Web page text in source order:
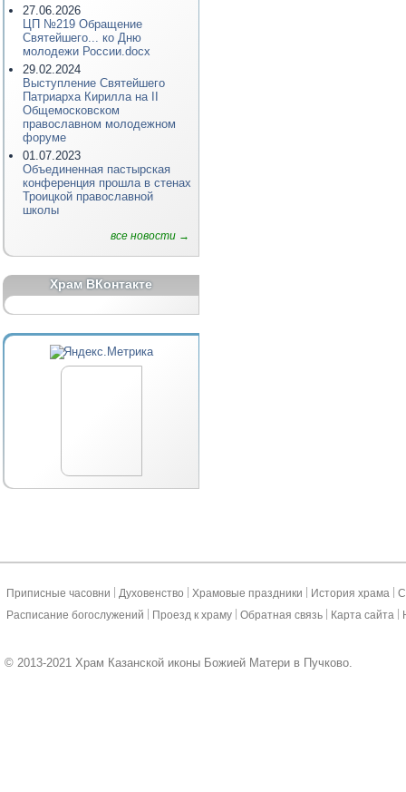
27.06.2026
ЦП №219 Обращение
Святейшего... ко Дню
молодежи России.docx
29.02.2024
Выступление Святейшего
Патриарха Кирилла на II
Общемосковском
православном молодежном
форуме
01.07.2023
Объединенная пастырская
конференция прошла в стенах
Троицкой православной
школы
все новости →
Храм ВКонтакте
Приписные часовни Духовенство Храмовые праздники История храма
Расписание богослужений
Проезд к храму Обратная связь Карта сайта
© 2013-2021 Храм Казанской иконы Божией Матери в Пучково.